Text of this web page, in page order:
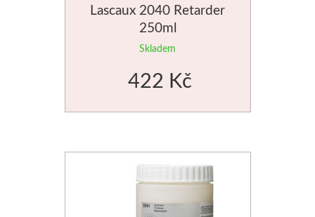
Lascaux 2040 Retarder
250ml
Skladem
422 Kč